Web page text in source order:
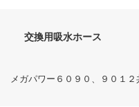
交換用吸水ホース
メガパワー６０９０、９０１